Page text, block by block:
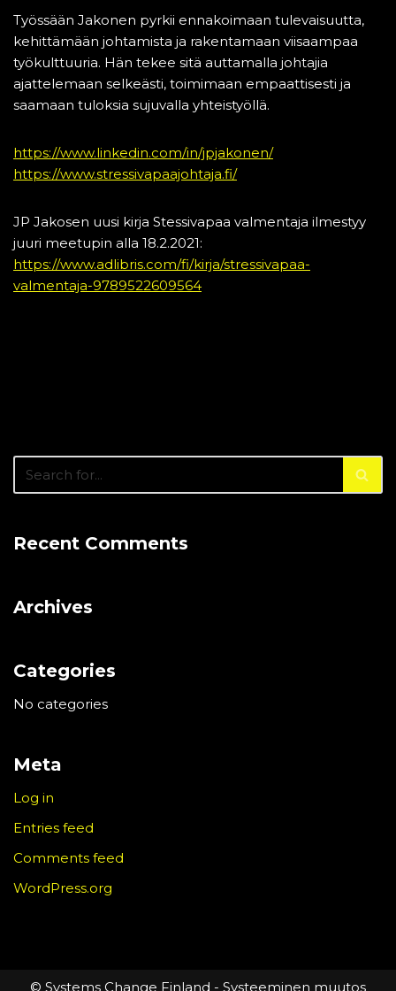
Työssään Jakonen pyrkii ennakoimaan tulevaisuutta,
kehittämään johtamista ja rakentamaan viisaampaa
työkulttuuria. Hän tekee sitä auttamalla johtajia
ajattelemaan selkeästi, toimimaan empaattisesti ja
saamaan tuloksia sujuvalla yhteistyöllä.
https://www.linkedin.com/in/jpjakonen/
https://www.stressivapaajohtaja.fi/
JP Jakosen uusi kirja Stessivapaa valmentaja ilmestyy
juuri meetupin alla 18.2.2021:
https://www.adlibris.com/fi/kirja/stressivapaa-
valmentaja-9789522609564
Recent Comments
Archives
Categories
No categories
Meta
Log in
Entries feed
Comments feed
WordPress.org
© Systems Change Finland - Systeeminen muutos